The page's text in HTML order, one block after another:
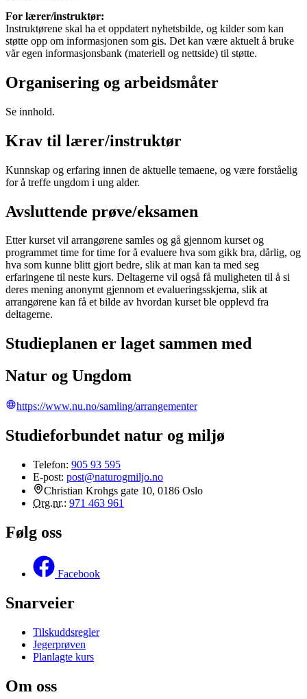
For lærer/instruktør:
Instruktørene skal ha et oppdatert nyhetsbilde, og kilder som kan
støtte opp om informasjonen som gis. Det kan være aktuelt å bruke
vår egen informasjonsbank (materiell og nettside) til støtte.
Organisering og arbeidsmåter
Se innhold.
Krav til lærer/instruktør
Kunnskap og erfaring innen de aktuelle temaene, og være forståelig
for å treffe ungdom i ung alder.
Avsluttende prøve/eksamen
Etter kurset vil arrangørene samles og gå gjennom kurset og
programmet time for time for å evaluere hva som gikk bra, dårlig, og
hva som kunne blitt gjort bedre, slik at man kan ta med seg
erfaringene til neste kurs. Deltagerne vil også få muligheten til å si
deres mening anonymt gjennom et evalueringsskjema, slik at
arrangørene kan få et bilde av hvordan kurset ble opplevd fra
deltagerne.
Studieplanen er laget sammen med
Natur og Ungdom
https://www.nu.no/samling/arrangementer
Studieforbundet natur og miljø
Telefon: 905 93 595
E-post: post@naturogmiljo.no
Christian Krohgs gate 10, 0186 Oslo
Org.nr.: 971 463 961
Følg oss
Facebook
Snarveier
Tilskuddsregler
Jegerprøven
Planlagte kurs
Om oss